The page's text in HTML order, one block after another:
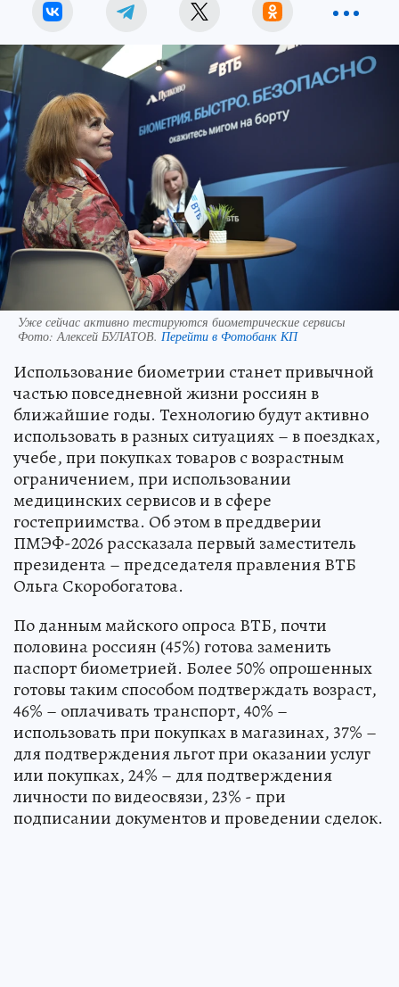
Уже сейчас активно тестируются биометрические сервисы
Фото: Алексей БУЛАТОВ. Перейти в Фотобанк КП
Использование биометрии станет привычной
частью повседневной жизни россиян в
ближайшие годы. Технологию будут активно
использовать в разных ситуациях – в поездках,
учебе, при покупках товаров с возрастным
ограничением, при использовании
медицинских сервисов и в сфере
гостеприимства. Об этом в преддверии
ПМЭФ-2026 рассказала первый заместитель
президента – председателя правления ВТБ
Ольга Скоробогатова.
По данным майского опроса ВТБ, почти
половина россиян (45%) готова заменить
паспорт биометрией. Более 50% опрошенных
готовы таким способом подтверждать возраст,
46% – оплачивать транспорт, 40% –
использовать при покупках в магазинах, 37% –
для подтверждения льгот при оказании услуг
или покупках, 24% – для подтверждения
личности по видеосвязи, 23% - при
подписании документов и проведении сделок.